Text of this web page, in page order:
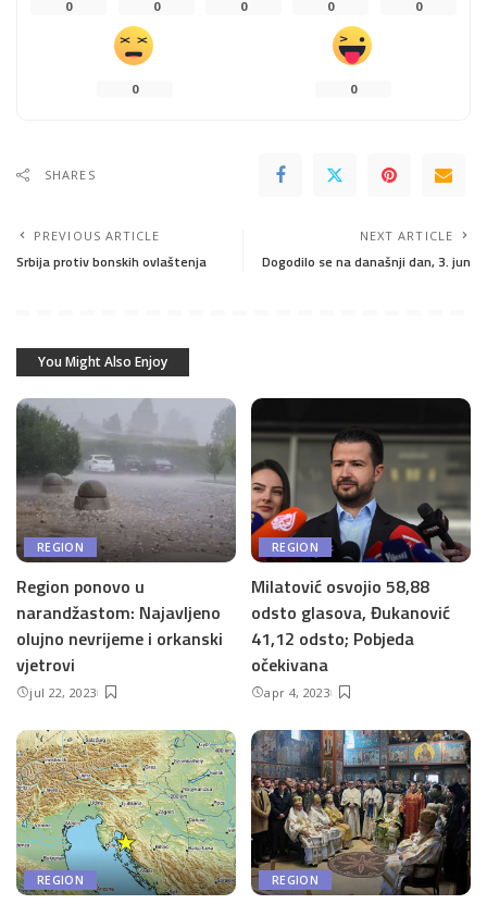
0 0 0 0 0
0 0
SHARES
PREVIOUS ARTICLE
Srbija protiv bonskih ovlaštenja
NEXT ARTICLE
Dogodilo se na današnji dan, 3. jun
You Might Also Enjoy
REGION
Region ponovo u
narandžastom: Najavljeno
olujno nevrijeme i orkanski
vjetrovi
jul 22, 2023
REGION
Milatović osvojio 58,88
odsto glasova, Đukanović
41,12 odsto; Pobjeda
očekivana
apr 4, 2023
REGION REGION